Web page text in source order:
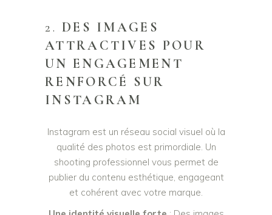
2. DES IMAGES
ATTRACTIVES POUR
UN ENGAGEMENT
RENFORCÉ SUR
INSTAGRAM
Instagram est un réseau social visuel où la
qualité des photos est primordiale. Un
shooting professionnel vous permet de
publier du contenu esthétique, engageant
et cohérent avec votre marque.